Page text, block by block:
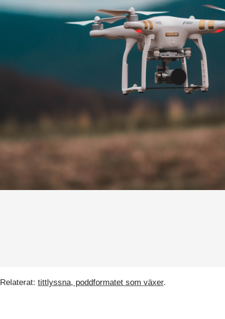
Relaterat: tittlyssna, poddformatet som växer.